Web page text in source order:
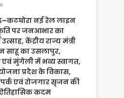
नई रेल लाइन
पर जनआभार का
केंद्रीय राज्य मंत्री
साहू का उसलापुर,
मुंगेली में भव्य स्वागत,
प्रदेश के विकास,
एवं रोजगार सृजन की
कदम